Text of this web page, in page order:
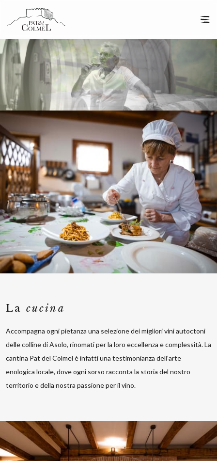
La cucina
Accompagna ogni pietanza una selezione dei migliori vini autoctoni
delle colline di Asolo, rinomati per la loro eccellenza e complessità. La
cantina Pat del Colmel è infatti una testimonianza dell’arte
enologica locale, dove ogni sorso racconta la storia del nostro
territorio e della nostra passione per il vino.